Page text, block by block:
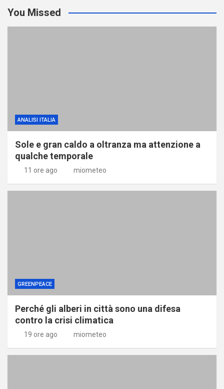
You Missed
ANALISI ITALIA
Sole e gran caldo a oltranza ma attenzione a
qualche temporale
11 ore ago miometeo
GREENPEACE
Perché gli alberi in città sono una difesa
contro la crisi climatica
19 ore ago miometeo